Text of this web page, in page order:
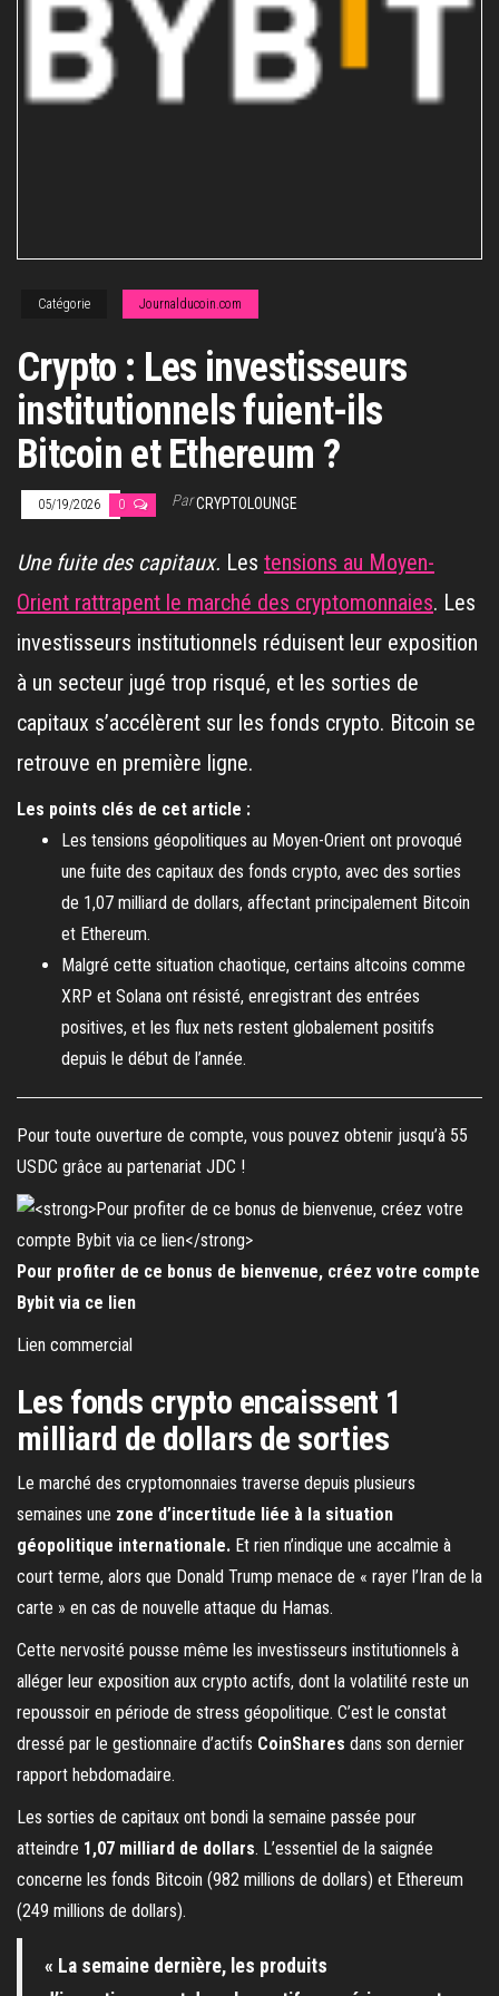
Catégorie Journalducoin.com
Crypto : Les investisseurs
institutionnels fuient-ils
Bitcoin et Ethereum ?
05/19/2026 0 ParCRYPTOLOUNGE
Une fuite des capitaux. Les tensions au Moyen-
Orient rattrapent le marché des cryptomonnaies. Les
investisseurs institutionnels réduisent leur exposition
à un secteur jugé trop risqué, et les sorties de
capitaux s’accélèrent sur les fonds crypto. Bitcoin se
retrouve en première ligne.
Les points clés de cet article :
Les tensions géopolitiques au Moyen-Orient ont provoqué
une fuite des capitaux des fonds crypto, avec des sorties
de 1,07 milliard de dollars, affectant principalement Bitcoin
et Ethereum.
Malgré cette situation chaotique, certains altcoins comme
XRP et Solana ont résisté, enregistrant des entrées
positives, et les flux nets restent globalement positifs
depuis le début de l’année.
Pour toute ouverture de compte, vous pouvez obtenir jusqu’à 55
USDC grâce au partenariat JDC !
Pour profiter de ce bonus de bienvenue, créez votre compte
Bybit via ce lien
Lien commercial
Les fonds crypto encaissent 1
milliard de dollars de sorties
Le marché des cryptomonnaies traverse depuis plusieurs
semaines une zone d’incertitude liée à la situation
géopolitique internationale. Et rien n’indique une accalmie à
court terme, alors que Donald Trump menace de « rayer l’Iran de la
carte » en cas de nouvelle attaque du Hamas.
Cette nervosité pousse même les investisseurs institutionnels à
alléger leur exposition aux crypto actifs, dont la volatilité reste un
repoussoir en période de stress géopolitique. C’est le constat
dressé par le gestionnaire d’actifs CoinShares dans son dernier
rapport hebdomadaire.
Les sorties de capitaux ont bondi la semaine passée pour
atteindre 1,07 milliard de dollars. L’essentiel de la saignée
concerne les fonds Bitcoin (982 millions de dollars) et Ethereum
(249 millions de dollars).
« La semaine dernière, les produits